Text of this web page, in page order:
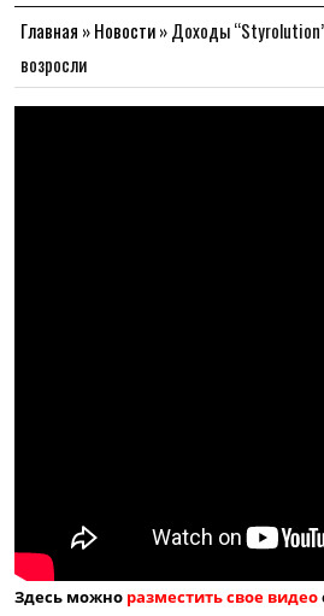
Главная »Новости»Доходы
возросли
Здесь можно разместить свое видео